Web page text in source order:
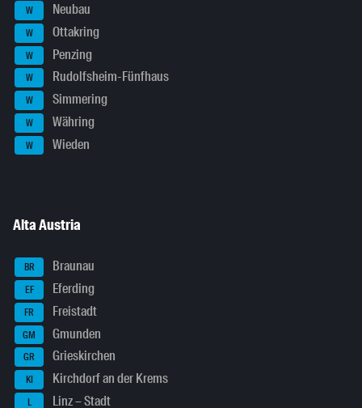
W Neubau
W Ottakring
W Penzing
W Rudolfsheim-Fünfhaus
W Simmering
W Währing
W Wieden
Alta Austria
BR Braunau
EF Eferding
FR Freistadt
GM Gmunden
GR Grieskirchen
KI Kirchdorf an der Krems
L Linz – Stadt